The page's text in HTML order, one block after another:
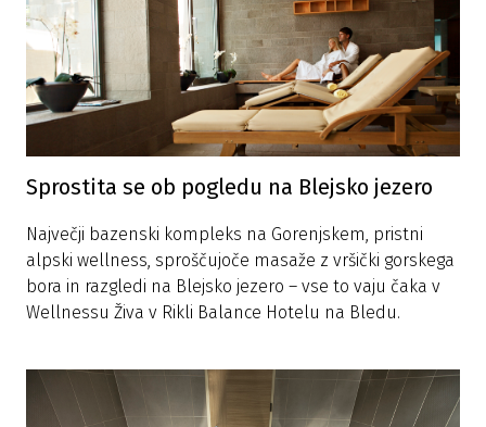
Sprostita se ob pogledu na Blejsko jezero
Največji bazenski kompleks na Gorenjskem, pristni
alpski wellness, sproščujoče masaže z vršički gorskega
bora in razgledi na Blejsko jezero – vse to vaju čaka v
Wellnessu Živa v Rikli Balance Hotelu na Bledu.